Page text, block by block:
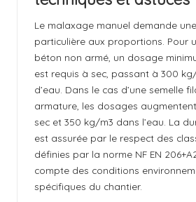
Le malaxage manuel demande
particulière aux proportions. Pour
béton non armé, un dosage
est requis à sec, passant à 300
d’eau. Dans le cas d’une semelle
armature, les dosages
sec et 350 kg/m3 dans l’eau. La
est assurée par le respect des
définies par la norme NF EN
compte des conditions
spécifiques du chantier.